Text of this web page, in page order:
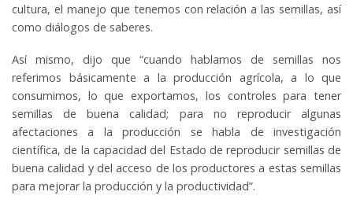
cultura, el manejo que tenemos con relación a las semillas, así
como diálogos de saberes.
Así mismo, dijo que “cuando hablamos de semillas nos
referimos básicamente a la producción agrícola, a lo que
consumimos, lo que exportamos, los controles para tener
semillas de buena calidad; para no reproducir algunas
afectaciones a la producción se habla de investigación
científica, de la capacidad del Estado de reproducir semillas de
buena calidad y del acceso de los productores a estas semillas
para mejorar la producción y la productividad”.